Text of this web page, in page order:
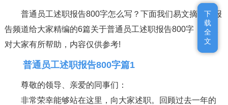
普通员工述职报告800字怎么写？下面我们易文摘述职报
告频道给大家精编的6篇关于普通员工述职报告800字，希望
对大家有所帮助，内容仅供参考!
普通员工述职报告800字篇1
尊敬的领导、亲爱的同事们：
非常荣幸能够站在这里，向大家述职。回顾过去一年的
下
载
全
文
下
载
全
文